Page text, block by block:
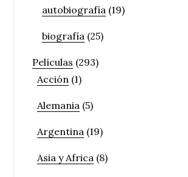
autobiografía (19)
biografía (25)
Películas (293)
Acción (1)
Alemania (5)
Argentina (19)
Asia y Africa (8)